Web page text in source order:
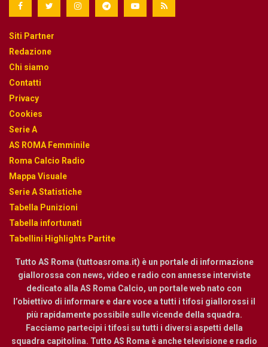
Siti Partner
Redazione
Chi siamo
Contatti
Privacy
Cookies
Serie A
AS ROMA Femminile
Roma Calcio Radio
Mappa Visuale
Serie A Statistiche
Tabella Punizioni
Tabella infortunati
Tabellini Highlights Partite
Tutto AS Roma (tuttoasroma.it) è un portale di informazione
giallorossa con news, video e radio con annesse interviste
dedicato alla AS Roma Calcio, un portale web nato con
l’obiettivo di informare e dare voce a tutti i tifosi giallorossi il
più rapidamente possibile sulle vicende della squadra.
Facciamo partecipi i tifosi su tutti i diversi aspetti della
squadra capitolina. Tutto AS Roma è anche televisione e radio